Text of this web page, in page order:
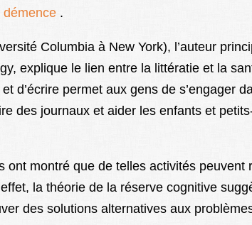
démence .
Columbia à New York), l’auteur
explique le lien entre la littératie et la
d’écrire permet aux gens de s’engager
des journaux et aider les enfants et
ont montré que de telles activités peuvent
la théorie de la réserve cognitive
des solutions alternatives aux